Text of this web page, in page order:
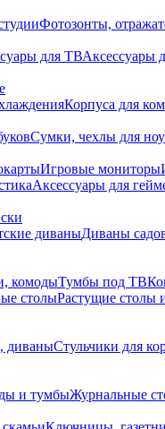
Фотозонты,
для ТВАксессуары
Корпуса для
Сумки, чехлы для
Игровые мониторы
Аксессуары для
диваныДиваны
комодыТумбы под ТВ
столыРастущие столы
диваныСтульчики для
и тумбыЖурнальные